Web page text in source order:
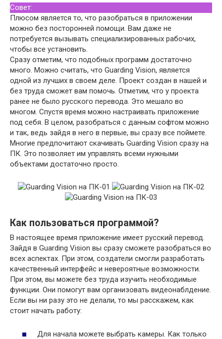
Совет:
Плюсом является то, что разобраться в приложении
можно без посторонней помощи. Вам даже не
потребуется вызывать специализированных рабочих,
чтобы все установить.
Сразу отметим, что подобных программ достаточно
много. Можно считать, что Guarding Vision, является
одной из лучших в своем деле. Проект создан в нашей и
без труда сможет вам помочь. Отметим, что у проекта
ранее не было русского перевода. Это мешало во
многом. Спустя время можно настраивать приложение
под себя. В целом, разобраться с данным софтом можно
и так, ведь зайдя в него в первые, вы сразу все поймете.
Многие предпочитают скачивать Guarding Vision сразу на
ПК. Это позволяет им управлять всеми нужными
объектами достаточно просто.
Как пользоваться программой?
В настоящее время приложение имеет русский перевод.
Зайдя в Guarding Vision вы сразу сможете разобраться во
всех аспектах. При этом, создатели смогли разработать
качественный интерфейс и невероятные возможности.
При этом, вы можете без труда изучить необходимые
функции. Они помогут вам организовать видеонаблдение.
Если вы ни разу это не делали, то мы расскажем, как
стоит начать работу:
Для начала можете выбрать камеры. Как только